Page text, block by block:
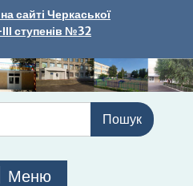
сайті Черкаської
ступенів №32
Меню